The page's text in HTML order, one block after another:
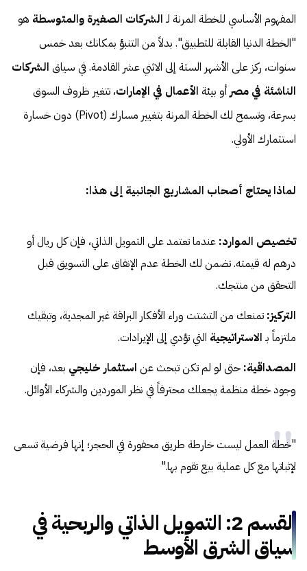
المفهوم الأساسي للخطة المرنة لـ الشركات الصغيرة والمتوسطة هو
"الخطة الدنيا القابلة للتطبيق". بدلاً من التنبؤ بمكانك بعد خمس
سنوات، ركز على الأشهر الستة إلى الاثني عشر القادمة. في سياق الشركات
الناشئة في مصرأو بيئة الأعمال في الإمارات، تتغير ظروف السوق
بسرعة، وتسمح لك الخطة المرنة بتغيير مسارك (Pivot) دون خسارة
استثمارك الأولي.
لماذا يحتاج أصحاب المشاريع الجانبية إلى هذا:
تخصيص الموارد: عندما تعتمد على التمويل الذاتي، فإن كل ريال أو
درهم له قيمته. تضمن لك الخطة عدم الإنفاق على التسويق قبل
التحقق من منتجك.
التركيز: تمنعك من التشتت وراء الأفكار البراقة غير المجدية، وتبقيك
ملتزماً بـ الاستراتيجية التي تؤدي إلى الإيرادات.
المصداقية: حتى لو لم تكن تبحث عن استثمار خليجي بعد، فإن
وجود خطة منظمة يجعلك محترفاً في نظر الموردين والشركاء الأوائل.
"خطة العمل ليست خارطة طريق محفورة في الحجر؛ إنها فرضية تسعى
لإثباتها مع كل عملية بيع تقوم بها."
القسم 2: التمويل الذاتي والربحية في
سياق الشرق الأوسط